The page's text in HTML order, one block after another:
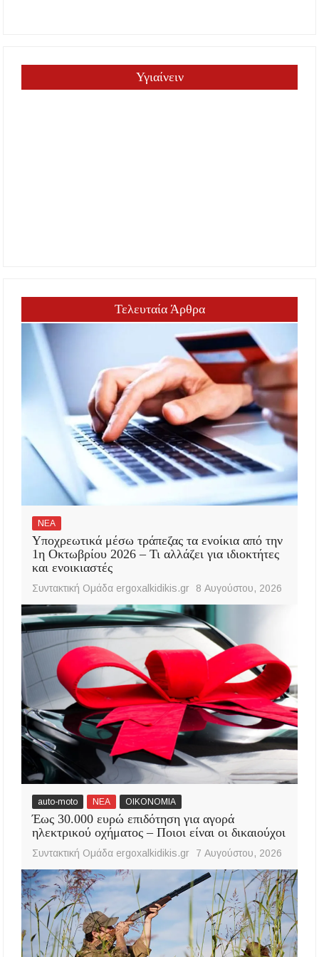
Υγιαίνειν
Τελευταία Άρθρα
ΝΕΑ
Υποχρεωτικά μέσω τράπεζας τα ενοίκια από την
1η Οκτωβρίου 2026 – Τι αλλάζει για ιδιοκτήτες
και ενοικιαστές
Συντακτική Ομάδα ergoxalkidikis.gr 8 Αυγούστου, 2026
auto-moto ΝΕΑ ΟΙΚΟΝΟΜΙΑ
Έως 30.000 ευρώ επιδότηση για αγορά
ηλεκτρικού οχήματος – Ποιοι είναι οι δικαιούχοι
Συντακτική Ομάδα ergoxalkidikis.gr 7 Αυγούστου, 2026